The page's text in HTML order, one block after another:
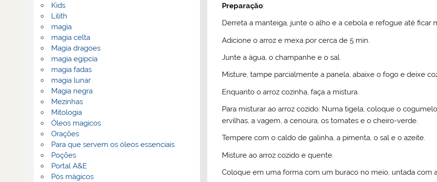
Preparação:
Derreta a manteiga, junte o alho e a cebola e refogue até ficar
Adicione o arroz e mexa por cerca de 5 min.
Junte a água, o champanhe e o sal.
Misture, tampe parcialmente a panela, abaixe o fogo e deixe
Enquanto o arroz cozinha, faça a mistura.
Para misturar ao arroz cozido: Numa tigela, coloque o
ervilhas, a vagem, a cenoura, os tomates e o cheiro-verde.
Tempere com o caldo de galinha, a pimenta, o sal e o azeite.
Misture ao arroz cozido e quente.
Coloque em uma forma com um buraco no meio, untada com
Kids
Lilith
magia
magia celta
Magia dragoes
magia egipcia
magia fadas
magia lunar
Magia negra
Mezinhas
Mitologia
Óleos magicos
Orações
Para que servem os óleos essenciais
Poções
Portal A&E
Pós mágicos